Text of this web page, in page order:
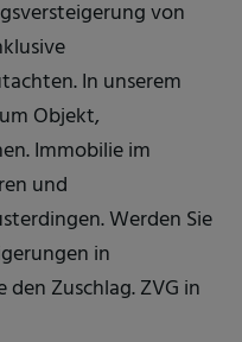
von
In unserem
Objekt,
Immobilie im
und
Werden Sie
in
Zuschlag. ZVG in